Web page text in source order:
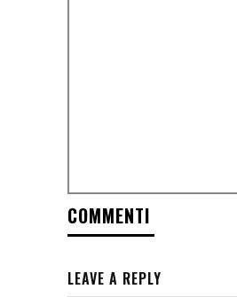
COMMENTI
LEAVE A REPLY